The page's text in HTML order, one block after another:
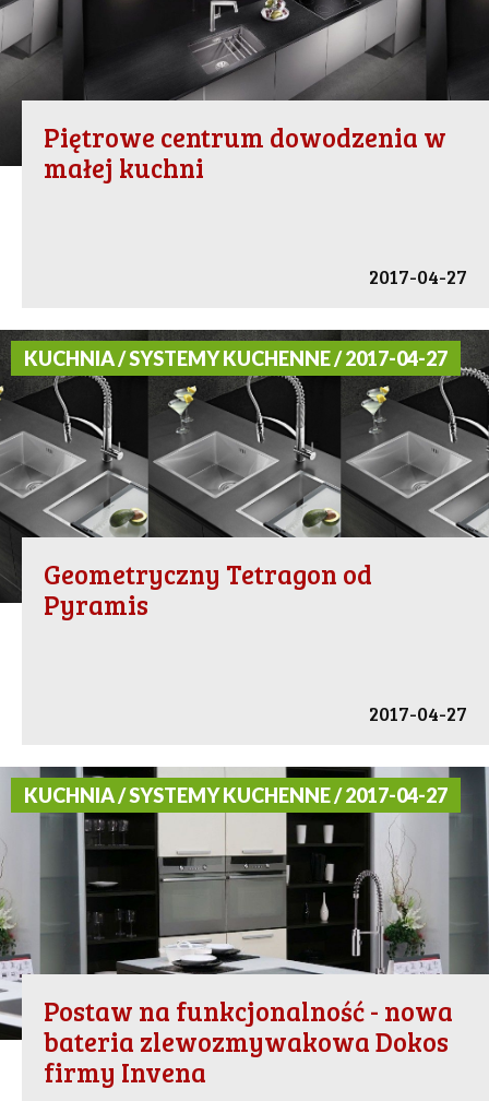
Piętrowe centrum dowodzenia w
małej kuchni
2017-04-27
KUCHNIA / SYSTEMY KUCHENNE / 2017-04-27
Geometryczny Tetragon od
Pyramis
2017-04-27
KUCHNIA / SYSTEMY KUCHENNE / 2017-04-27
Postaw na funkcjonalność - nowa
bateria zlewozmywakowa Dokos
firmy Invena